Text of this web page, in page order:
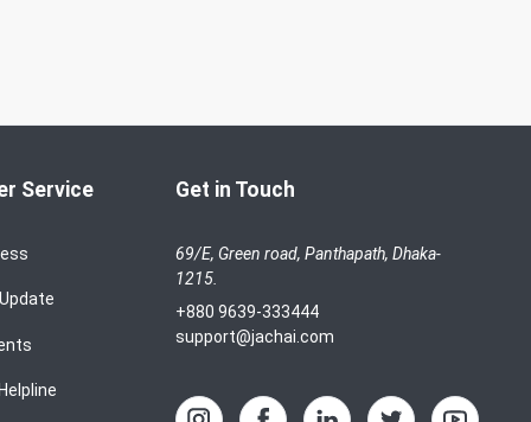
Service Get in Touch
69/E, Green road, Panthapath, Dhaka-
1215.
+880 9639-333444
support@jachai.com